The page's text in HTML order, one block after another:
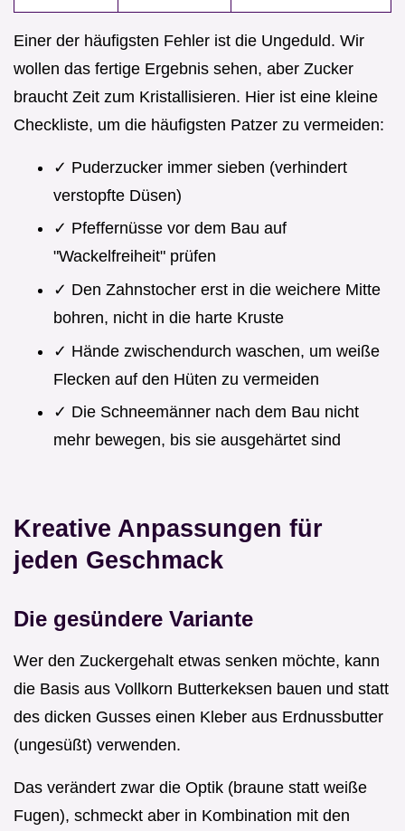
Einer der häufigsten Fehler ist die Ungeduld. Wir
wollen das fertige Ergebnis sehen, aber Zucker
braucht Zeit zum Kristallisieren. Hier ist eine kleine
Checkliste, um die häufigsten Patzer zu vermeiden:
✓ Puderzucker immer sieben (verhindert
verstopfte Düsen)
✓ Pfeffernüsse vor dem Bau auf
"Wackelfreiheit" prüfen
✓ Den Zahnstocher erst in die weichere Mitte
bohren, nicht in die harte Kruste
✓ Hände zwischendurch waschen, um weiße
Flecken auf den Hüten zu vermeiden
✓ Die Schneemänner nach dem Bau nicht
mehr bewegen, bis sie ausgehärtet sind
Kreative Anpassungen für
jeden Geschmack
Die gesündere Variante
Wer den Zuckergehalt etwas senken möchte, kann
die Basis aus Vollkorn Butterkeksen bauen und statt
des dicken Gusses einen Kleber aus Erdnussbutter
(ungesüßt) verwenden.
Das verändert zwar die Optik (braune statt weiße
Fugen), schmeckt aber in Kombination mit den